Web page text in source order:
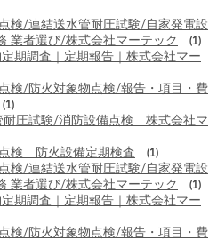
検/連結送水管耐圧試験/自家発電設
業者選び/株式会社マーテック
(1)
期調査｜定期報告｜株式会社マー
検/防火対象物点検/報告・項目・費
(1)
耐圧試験/消防設備点検 株式会社マ
検 防火設備定期検査 (1)
検/連結送水管耐圧試験/自家発電設
業者選び/株式会社マーテック
(1)
期調査｜定期報告｜株式会社マー
検/防火対象物点検/報告・項目・費